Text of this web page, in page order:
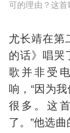
可的理由？这
尤长靖在第
的话》唱哭
歌并非受
响，“因为
很多。这
了。”他选